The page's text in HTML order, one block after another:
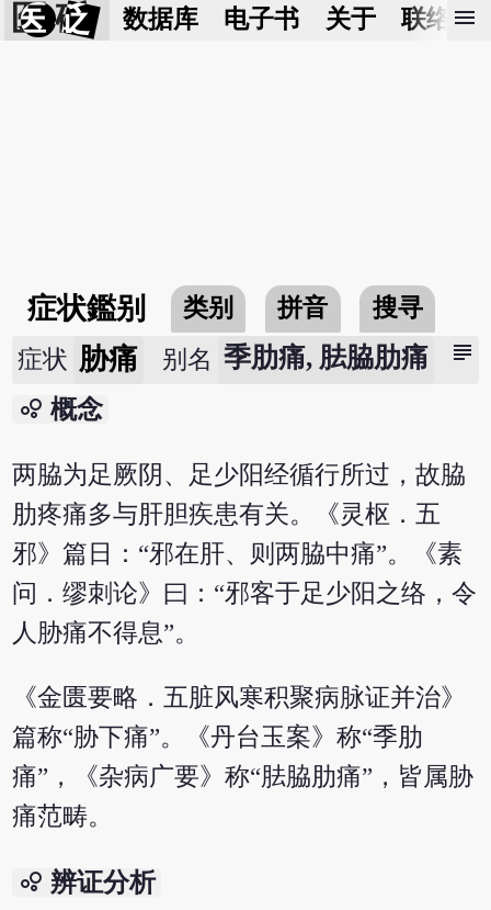
医 砭 数据库 电子书 关于 联络我
menu
症状鑑别 类别 拼音 搜寻
subject
症状 胁痛 别名 季肋痛, 胠脇肋痛
bubble_chart 概念
两脇为足厥阴、足少阳经循行所过，故脇
肋疼痛多与肝胆疾患有关。《灵枢．五
邪》篇日：“邪在肝、则两脇中痛”。《素
问．缪刺论》曰：“邪客于足少阳之络，令
人胁痛不得息”。
《金匮要略．五脏风寒积聚病脉证并治》
篇称“胁下痛”。《丹台玉案》称“季肋
痛”，《杂病广要》称“胠脇肋痛”，皆属胁
痛范畴。
bubble_chart 辨证分析